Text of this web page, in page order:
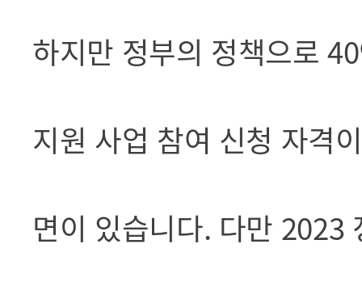
하지만 정부의 정책으로
지원 사업 참여 신청 자격
면이 있습니다. 다만 2023